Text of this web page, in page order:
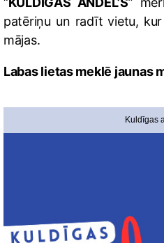
patēriņu un radīt vietu,
mājas.
Labas lietas meklē jaunas
Kuldīgas